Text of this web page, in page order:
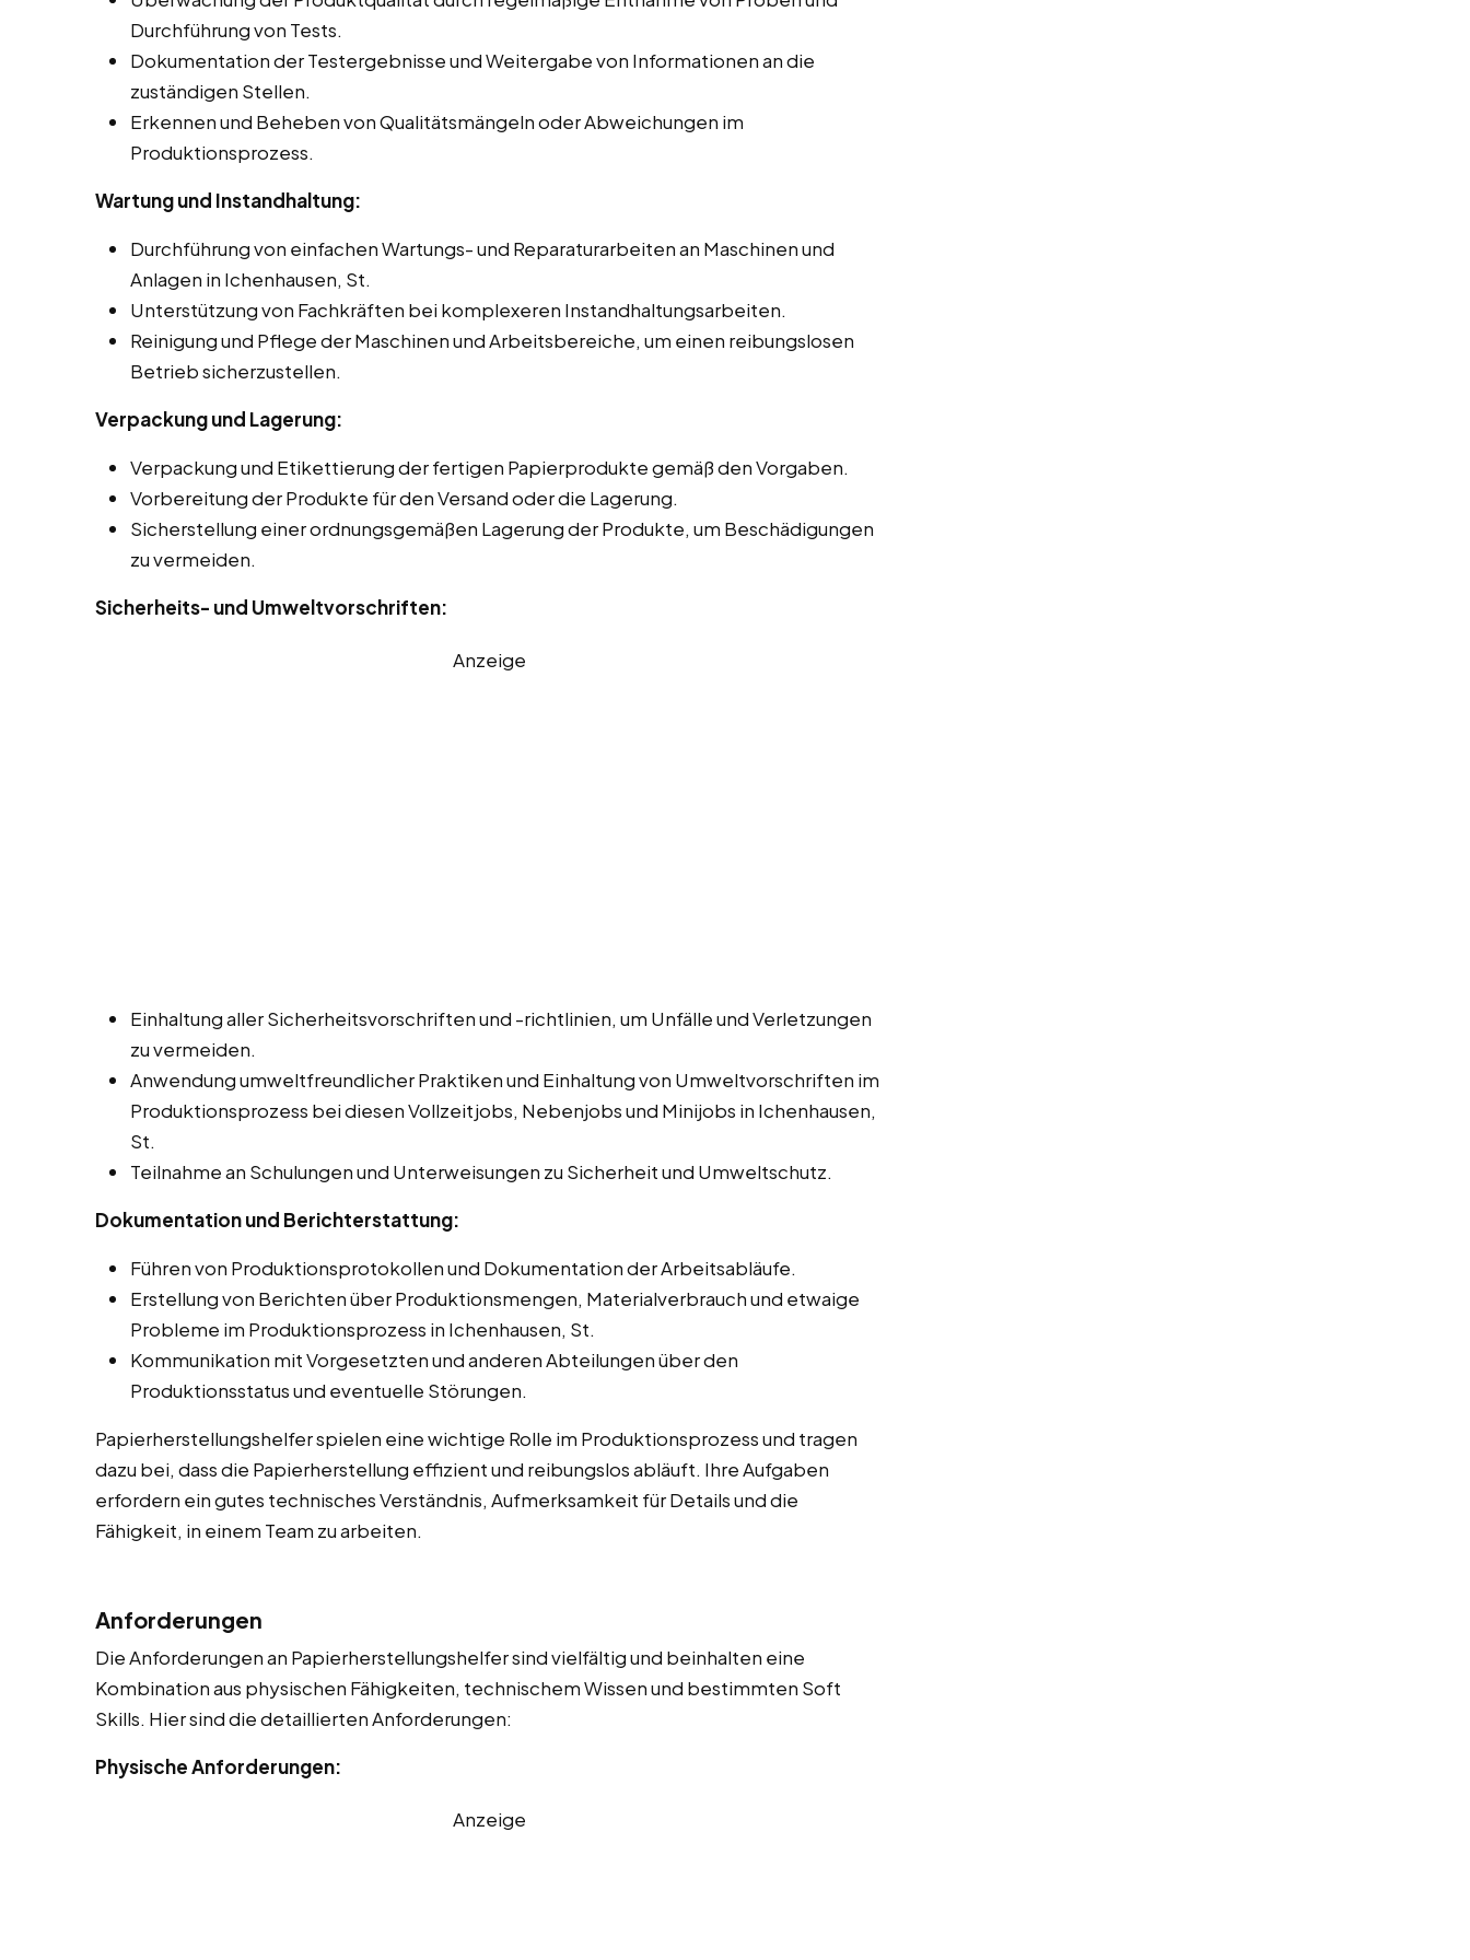
Durchführung von Tests.
Dokumentation der Testergebnisse und Weitergabe von Informationen an die
zuständigen Stellen.
Erkennen und Beheben von Qualitätsmängeln oder Abweichungen im
Produktionsprozess.
Wartung und Instandhaltung:
Durchführung von einfachen Wartungs- und Reparaturarbeiten an Maschinen und
Anlagen in Ichenhausen, St.
Unterstützung von Fachkräften bei komplexeren Instandhaltungsarbeiten.
Reinigung und Pflege der Maschinen und Arbeitsbereiche, um einen reibungslosen
Betrieb sicherzustellen.
Verpackung und Lagerung:
Verpackung und Etikettierung der fertigen Papierprodukte gemäß den Vorgaben.
Vorbereitung der Produkte für den Versand oder die Lagerung.
Sicherstellung einer ordnungsgemäßen Lagerung der Produkte, um Beschädigungen
zu vermeiden.
Sicherheits- und Umweltvorschriften:
Anzeige
Einhaltung aller Sicherheitsvorschriften und -richtlinien, um Unfälle und Verletzungen
zu vermeiden.
Anwendung umweltfreundlicher Praktiken und Einhaltung von Umweltvorschriften im
Produktionsprozess bei diesen Vollzeitjobs, Nebenjobs und Minijobs in Ichenhausen,
St.
Teilnahme an Schulungen und Unterweisungen zu Sicherheit und Umweltschutz.
Dokumentation und Berichterstattung:
Führen von Produktionsprotokollen und Dokumentation der Arbeitsabläufe.
Erstellung von Berichten über Produktionsmengen, Materialverbrauch und etwaige
Probleme im Produktionsprozess in Ichenhausen, St.
Kommunikation mit Vorgesetzten und anderen Abteilungen über den
Produktionsstatus und eventuelle Störungen.
Papierherstellungshelfer spielen eine wichtige Rolle im Produktionsprozess und tragen
dazu bei, dass die Papierherstellung effizient und reibungslos abläuft. Ihre Aufgaben
erfordern ein gutes technisches Verständnis, Aufmerksamkeit für Details und die
Fähigkeit, in einem Team zu arbeiten.
Anforderungen
Die Anforderungen an Papierherstellungshelfer sind vielfältig und beinhalten eine
Kombination aus physischen Fähigkeiten, technischem Wissen und bestimmten Soft
Skills. Hier sind die detaillierten Anforderungen:
Physische Anforderungen:
Anzeige